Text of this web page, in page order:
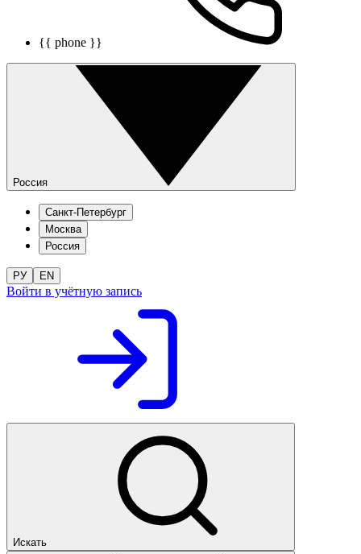
{{ phone }}
Россия
Санкт-Петербург
Москва
Россия
РУ EN
Войти в учётную запись
Искать